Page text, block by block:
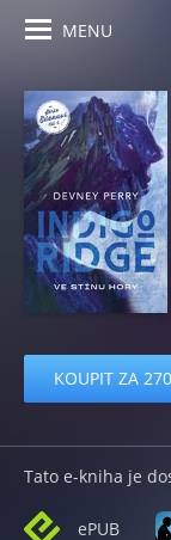
MENU
KOUPIT ZA
Tato e-kniha je
ePUB